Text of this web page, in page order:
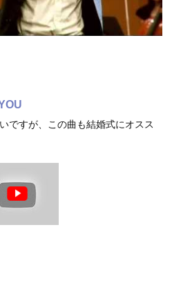
ですが、この曲も結婚式にオスス